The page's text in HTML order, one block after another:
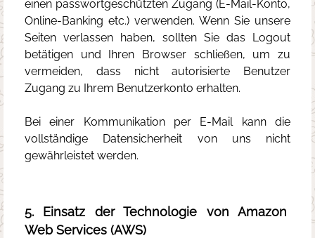
einen passwortgeschützten Zugang (E-Mail-Konto,
Online-Banking etc.) verwenden. Wenn Sie unsere
Seiten verlassen haben, sollten Sie das Logout
betätigen und Ihren Browser schließen, um zu
vermeiden, dass nicht autorisierte Benutzer
Zugang zu Ihrem Benutzerkonto erhalten.
Bei einer Kommunikation per E-Mail kann die
vollständige Datensicherheit von uns nicht
gewährleistet werden.
5. Einsatz der Technologie von Amazon
Web Services (AWS)